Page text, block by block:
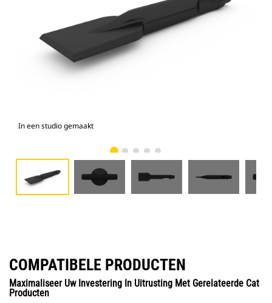
In een studio gemaakt
COMPATIBELE PRODUCTEN
Maximaliseer Uw Investering In Uitrusting Met Gerelateerde Cat
Producten